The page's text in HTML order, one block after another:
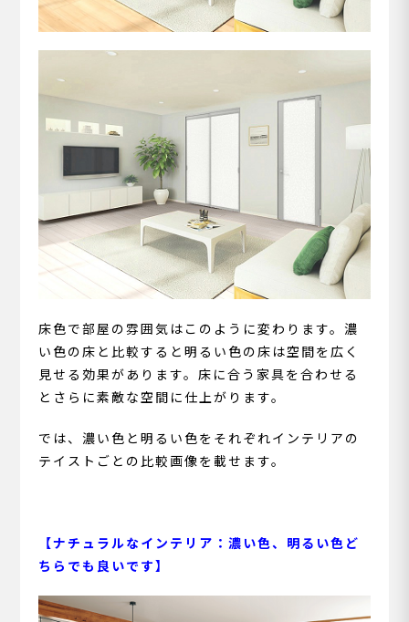
床色で部屋の雰囲気はこのように変わります。濃
い色の床と比較すると明るい色の床は空間を広く
見せる効果があります。床に合う家具を合わせる
とさらに素敵な空間に仕上がります。
では、濃い色と明るい色をそれぞれインテリアの
テイストごとの比較画像を載せます。
【ナチュラルなインテリア：濃い色、明るい色ど
ちらでも良いです】